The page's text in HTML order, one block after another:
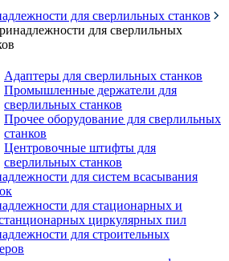
для сверлильных станков
для сверлильных
Адаптеры для сверлильных станков
Промышленные держатели для
сверлильных станков
Прочее оборудование для сверлильных
станков
Центровочные штифты для
сверлильных станков
для систем всасывания
для стационарных и
циркулярных пил
для строительных